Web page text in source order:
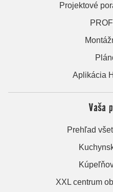
Projektové
Aplikácia
Vaša
Prehľad
XXL centrum